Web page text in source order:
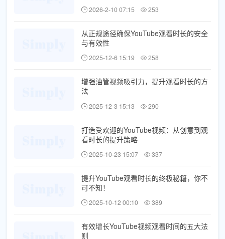
2026-2-10 07:15 253
从正规途径确保YouTube观看时长的安全
与有效性
2025-12-6 15:19 258
增强油管视频吸引力，提升观看时长的方
法
2025-12-3 15:13 290
打造受欢迎的YouTube视频：从创意到观
看时长的提升策略
2025-10-23 15:07 337
提升YouTube观看时长的终极秘籍，你不
可不知！
2025-10-12 00:10 389
有效增长YouTube视频观看时间的五大法
则